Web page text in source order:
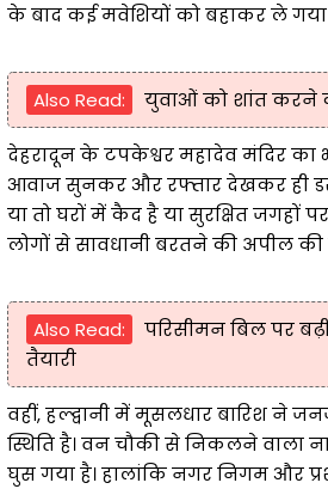
के बाद कई मवेशियों को बहाकर ले
Also Read: युवाओं को शांत करने
देहरादून के टपकेश्वर महादेव मंदिर का
आवाज सुनकर और रफ्तार देखकर ही
या तो घरों में कैद है या सुरक्षित जगहों
लोगों से सावधानी बरतने की अपील की
Also Read:
परिसीमन बिल पर
तैयारी
वहीं, हल्द्वानी में मूसलधार बारिश ने
स्थिति है। वन चौकी से निकलने वाला
घुस गया है। हालांकि नगर निगम और